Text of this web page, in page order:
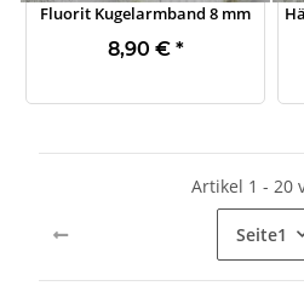
Fluorit Kugelarmband 8 mm
8,90 € *
Artikel 1 - 20
Seite1